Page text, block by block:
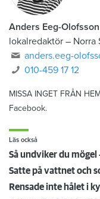
Anders Eeg-Olofsson
lokalredaktör – Norra
anders.eeg-
010-459 17 12
MISSA INGET FRÅN
Facebook.
Läs också